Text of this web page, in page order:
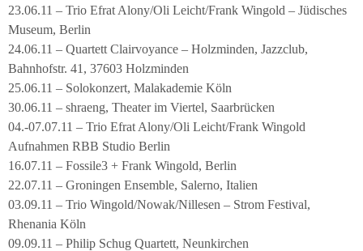
23.06.11 – Trio Efrat Alony/Oli Leicht/Frank Wingold – Jüdisches
Museum, Berlin
24.06.11 – Quartett Clairvoyance – Holzminden, Jazzclub,
Bahnhofstr. 41, 37603 Holzminden
25.06.11 – Solokonzert, Malakademie Köln
30.06.11 – shraeng, Theater im Viertel, Saarbrücken
04.-07.07.11 – Trio Efrat Alony/Oli Leicht/Frank Wingold
Aufnahmen RBB Studio Berlin
16.07.11 – Fossile3 + Frank Wingold, Berlin
22.07.11 – Groningen Ensemble, Salerno, Italien
03.09.11 – Trio Wingold/Nowak/Nillesen – Strom Festival,
Rhenania Köln
09.09.11 – Philip Schug Quartett, Neunkirchen